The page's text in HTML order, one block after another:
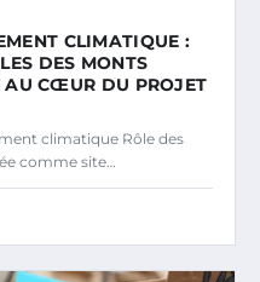
CLIMATIQUE :
DES MONTS
AU CŒUR DU PROJET
climatique Rôle des
comme site…